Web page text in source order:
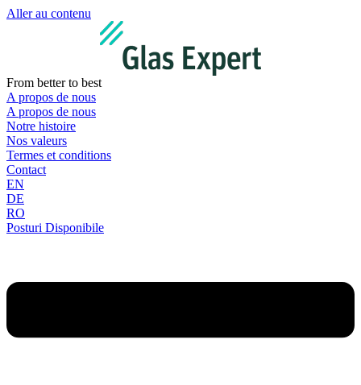
Aller au contenu
From better to best
A propos de nous
A propos de nous
Notre histoire
Nos valeurs
Termes et conditions
Contact
EN
DE
RO
Posturi Disponibile